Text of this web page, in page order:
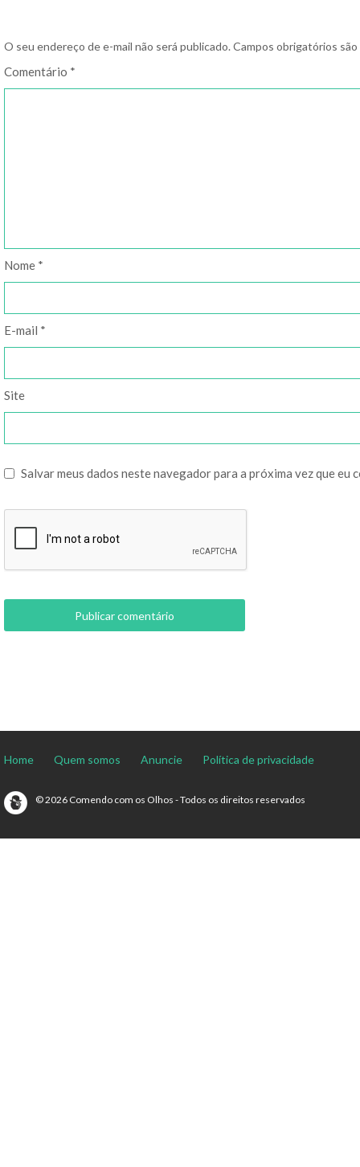
O seu endereço de e-mail não será publicado. Campos obrigatórios
Comentário *
Nome *
E-mail *
Site
Salvar meus dados neste navegador para a próxima vez que eu
Home Quem somos Anuncie Política de privacidade
© 2026 Comendo com os Olhos - Todos os direitos reservados